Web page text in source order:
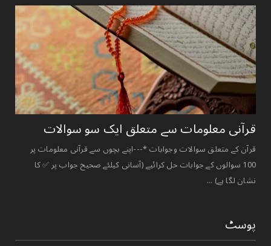
قرآنی ‏معلومات ‏سے ‏متعلق ‏ایک ‏سو ‏سوالات ‏
قرآن کے متعلق سوالات وجوابات *---اپنے بچوں سے قرآنی معلومات پر
100 سوالوں کے جوابات حل کرائیے (آسانی کیلئے صحیح جواب پر ✅ کا
نشان لگا ہے) ...
پوسٹ